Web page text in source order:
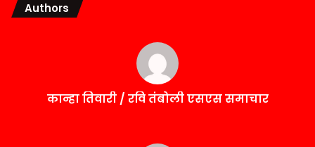
Authors
कान्हा तिवारी / रवि तंबोली एसएस समाचार